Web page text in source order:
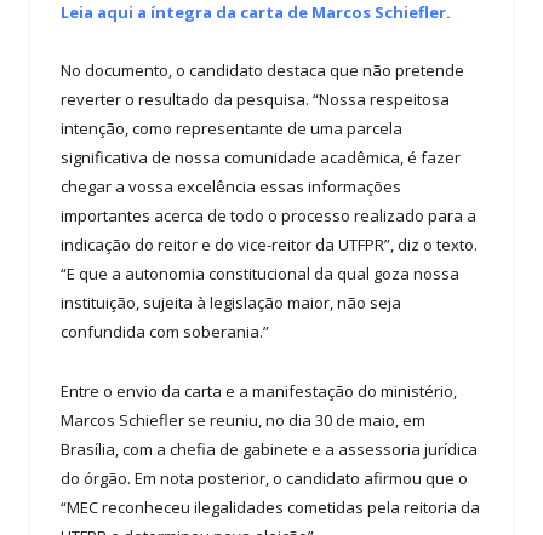
Leia aqui a íntegra da carta de Marcos Schiefler.
No documento, o candidato destaca que não pretende
reverter o resultado da pesquisa. “Nossa respeitosa
intenção, como representante de uma parcela
significativa de nossa comunidade acadêmica, é fazer
chegar a vossa excelência essas informações
importantes acerca de todo o processo realizado para a
indicação do reitor e do vice-reitor da UTFPR”, diz o texto.
“E que a autonomia constitucional da qual goza nossa
instituição, sujeita à legislação maior, não seja
confundida com soberania.”
Entre o envio da carta e a manifestação do ministério,
Marcos Schiefler se reuniu, no dia 30 de maio, em
Brasília, com a chefia de gabinete e a assessoria jurídica
do órgão. Em nota posterior, o candidato afirmou que o
“MEC reconheceu ilegalidades cometidas pela reitoria da